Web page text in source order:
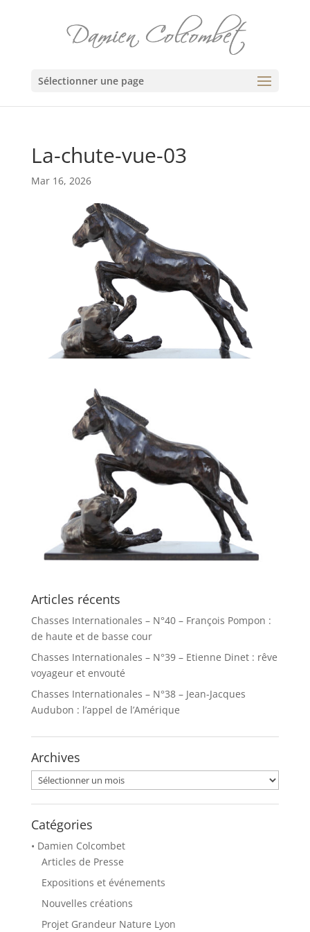
Sélectionner une page
La-chute-vue-03
Mar 16, 2026
Articles récents
Chasses Internationales – N°40 – François Pompon :
de haute et de basse cour
Chasses Internationales – N°39 – Etienne Dinet : rêve
voyageur et envouté
Chasses Internationales – N°38 – Jean-Jacques
Audubon : l’appel de l’Amérique
Archives
Archives
Catégories
• Damien Colcombet
Articles de Presse
Expositions et événements
Nouvelles créations
Projet Grandeur Nature Lyon